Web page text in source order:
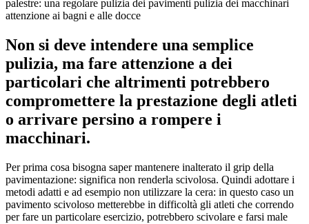
palestre: una regolare pulizia dei pavimenti pulizia dei macchinari
attenzione ai bagni e alle docce
Non si deve intendere una semplice
pulizia, ma fare attenzione a dei
particolari che altrimenti potrebbero
compromettere la prestazione degli atleti
o arrivare persino a rompere i
macchinari.
Per prima cosa bisogna saper mantenere inalterato il grip della
pavimentazione: significa non renderla scivolosa. Quindi adottare i
metodi adatti e ad esempio non utilizzare la cera: in questo caso un
pavimento scivoloso metterebbe in difficoltà gli atleti che correndo
per fare un particolare esercizio, potrebbero scivolare e farsi male